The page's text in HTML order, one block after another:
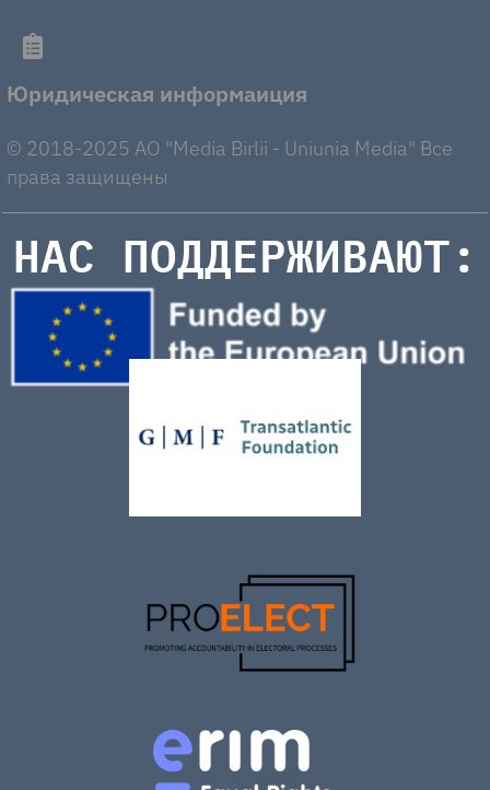
Юридическая информаиция
© 2018-2025 AO "Media Birlii - Uniunia Media" Все
права защищены
НАС ПОДДЕРЖИВАЮТ: